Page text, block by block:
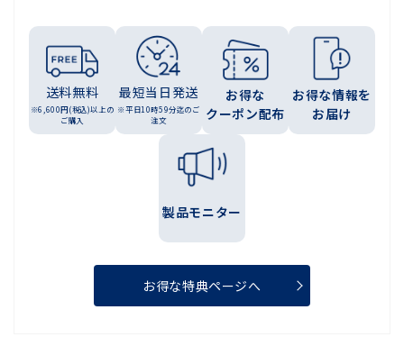
送料無料
※6,600円(税込)以上の
ご購入
最短当日発送
※平日10時59分迄のご
注文
お得な
クーポン配布
お得な情報を
お届け
製品モニター
お得な特典ページへ